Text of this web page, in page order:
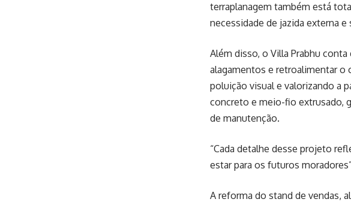
terraplanagem também está
necessidade de jazida externa e
Além disso, o Villa Prabhu
alagamentos e retroalimentar o
poluição visual e valorizando a
concreto e meio-fio extrusado,
de manutenção.
“Cada detalhe desse projeto
estar para os futuros
A reforma do stand de vendas,